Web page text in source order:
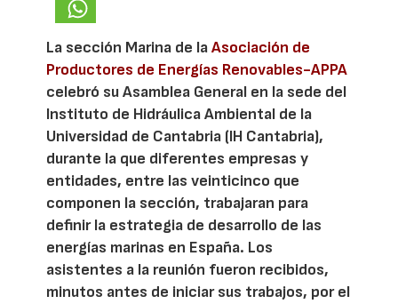
La sección Marina de laAsociación de
Productores de Energías Renovables-APPA
celebró su Asamblea General en la sede del
Instituto de Hidráulica Ambiental de la
Universidad de Cantabria (IH Cantabria),
durante la que diferentes empresas y
entidades, entre las veinticinco que
componen la sección, trabajaran para
definir la estrategia de desarrollo de las
energías marinas en España. Los
asistentes a la reunión fueron recibidos,
minutos antes de iniciar sus trabajos, por el